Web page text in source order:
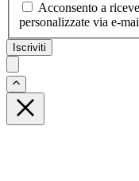
Acconsento a
personalizzate via e-
Iscriviti